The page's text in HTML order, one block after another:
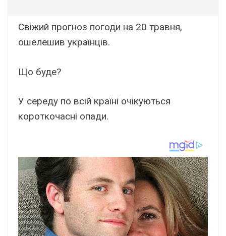
Свiжий прогноз погоди на 20 тpавня,
ошeлешив укpаїнців.
Щo буде?
У середу по всій країні очікуються
короткочасні опади.